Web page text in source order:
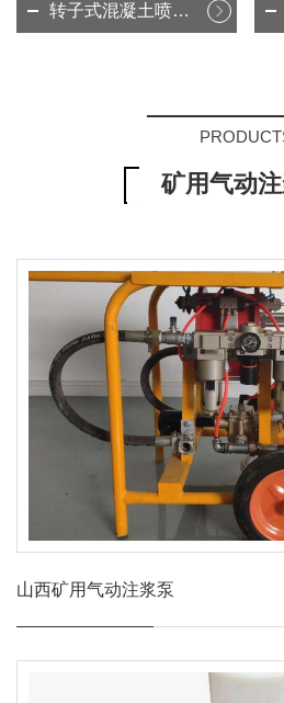
转子式混凝土喷射机
矿用气动
山西矿用气动注浆泵